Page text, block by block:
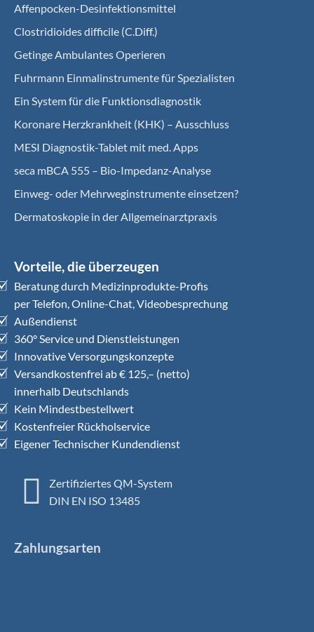
Affenpocken-Desinfektionsmittel
Clostridioides difficile (C.Diff.)
Getinge Ambulantes Operieren
Fuhrmann Einmalinstrumente für Spezialisten
Ein System für die Funktionsdiagnostik
Koro­nare Herz­krank­heit (KHK) – Ausschluss
MESI Diagnostik-Tablet mit med. Apps
seca mBCA 555 – Bio-Impedanz-Analyse
Einweg- oder Mehrweginstrumente einsetzen?
Dermatoskopie in der Allgemeinarztpraxis
Vorteile, die überzeugen
Beratung durch Medizinprodukte-Profis
per Telefon, Online-Chat, Videobesprechung
Außendienst
360° Service und Dienstleistungen
Innovative Versorgungskonzepte
Versandkostenfrei ab € 125,– (netto)
innerhalb Deutschlands
Kein Mindestbestellwert
Kostenfreier Rückholservice
Eigener Technischer Kundendienst
Zertifiziertes QM-System
DIN EN ISO 13485
Zahlungsarten